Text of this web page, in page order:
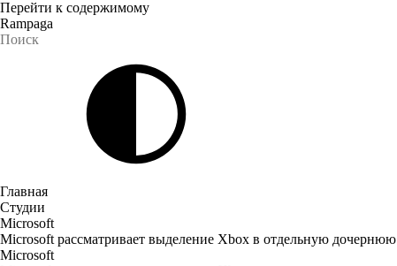
Перейти к содержимому
Rampaga
Главная
Студии
Microsoft
Microsoft рассматривает выделение Xbox в отдельную
Microsoft